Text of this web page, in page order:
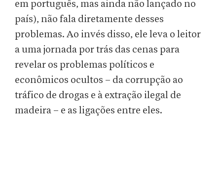
em português, mas ainda não lançado no
país), não fala diretamente desses
problemas. Ao invés disso, ele leva o leitor
a uma jornada por trás das cenas para
revelar os problemas políticos e
econômicos ocultos – da corrupção ao
tráfico de drogas e à extração ilegal de
madeira – e as ligações entre eles.